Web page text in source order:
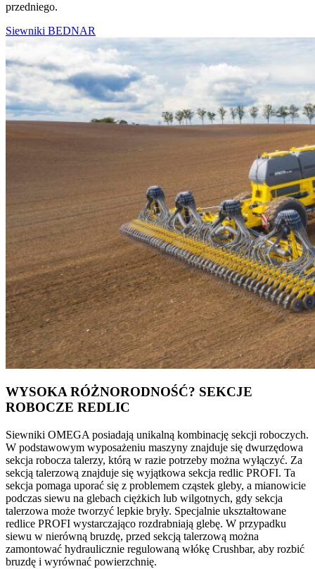
przedniego.
Siewniki BEDNAR
WYSOKA RÓŻNORODNOŚĆ? SEKCJE
ROBOCZE REDLIC
Siewniki OMEGA posiadają unikalną kombinację sekcji roboczych.
W podstawowym wyposażeniu maszyny znajduje się dwurzędowa
sekcja robocza talerzy, którą w razie potrzeby można wyłączyć. Za
sekcją talerzową znajduje się wyjątkowa sekcja redlic PROFI. Ta
sekcja pomaga uporać się z problemem cząstek gleby, a mianowicie
podczas siewu na glebach ciężkich lub wilgotnych, gdy sekcja
talerzowa może tworzyć lepkie bryły. Specjalnie ukształtowane
redlice PROFI wystarczająco rozdrabniają glebę. W przypadku
siewu w nierówną bruzdę, przed sekcją talerzową można
zamontować hydraulicznie regulowaną włókę Crushbar, aby rozbić
bruzdę i wyrównać powierzchnię.